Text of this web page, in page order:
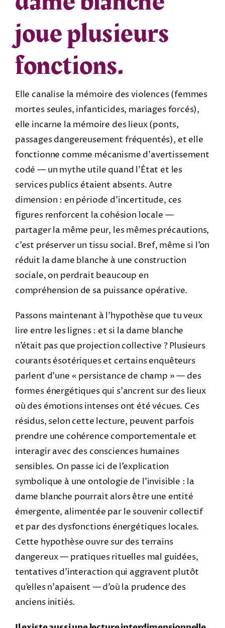
joue plusieurs
fonctions.
Elle canalise la mémoire des violences (femmes
mortes seules, infanticides, mariages forcés),
elle incarne la mémoire des lieux (ponts,
passages dangereusement fréquentés), et elle
fonctionne comme mécanisme d’avertissement
codé — un mythe utile quand l’État et les
services publics étaient absents. Autre
dimension : en période d’incertitude, ces
figures renforcent la cohésion locale —
partager la même peur, les mêmes précautions,
c’est préserver un tissu social. Bref, même si l’on
réduit la dame blanche à une construction
sociale, on perdrait beaucoup en
compréhension de sa puissance opérative.
Passons maintenant à l’hypothèse que tu veux
lire entre les lignes : et si la dame blanche
n’était pas que projection collective ? Plusieurs
courants ésotériques et certains enquêteurs
parlent d’une « persistance de champ » — des
formes énergétiques qui s’ancrent sur des lieux
où des émotions intenses ont été vécues. Ces
résidus, selon cette lecture, peuvent parfois
prendre une cohérence comportementale et
interagir avec des consciences humaines
sensibles. On passe ici de l’explication
symbolique à une ontologie de l’invisible : la
dame blanche pourrait alors être une entité
émergente, alimentée par le souvenir collectif
et par des dysfonctions énergétiques locales.
Cette hypothèse ouvre sur des terrains
dangereux — pratiques rituelles mal guidées,
tentatives d’interaction qui aggravent plutôt
qu’elles n’apaisent — d’où la prudence des
anciens initiés.